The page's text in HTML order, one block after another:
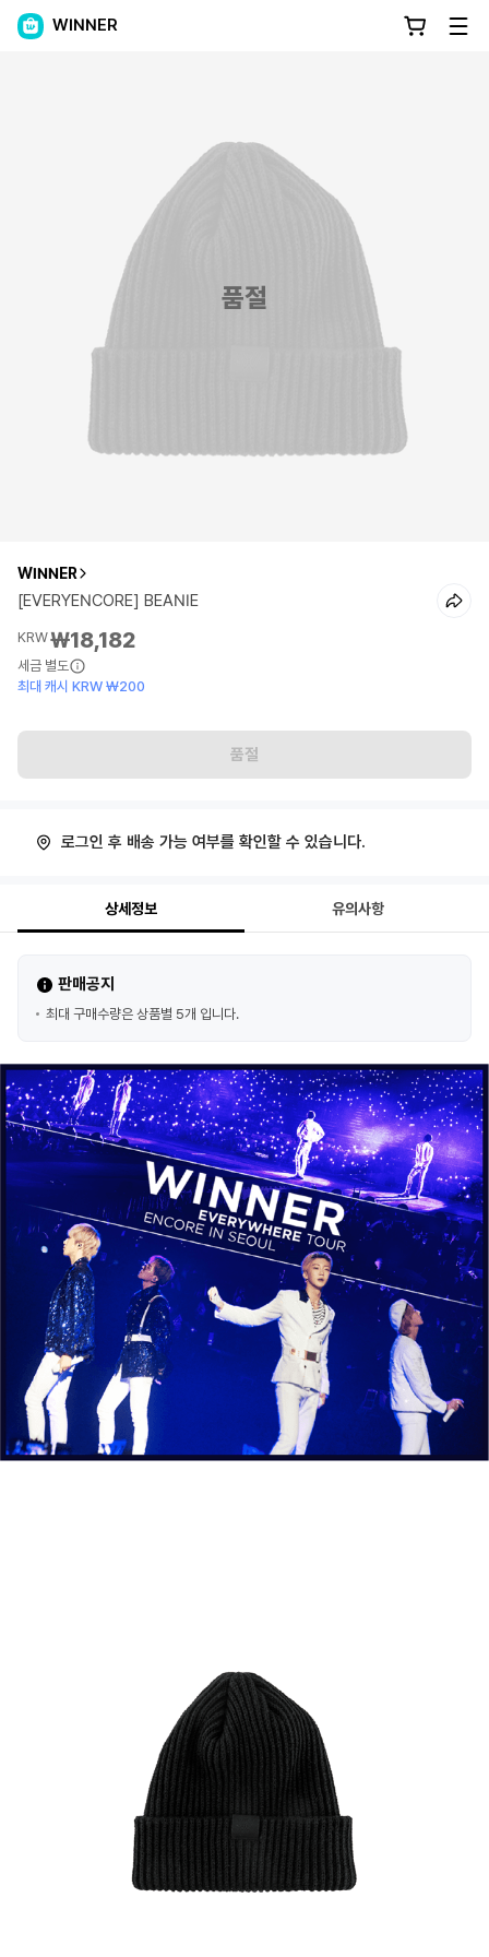
WINNER
품절
WINNER
[EVERYENCORE] BEANIE
KRW₩18,182
세금 별도
최대 캐시 KRW ₩200
품절
로그인 후 배송 가능 여부를 확인할 수 있습니다.
상세정보 유의사항
판매공지
최대 구매수량은 상품별 5개 입니다.